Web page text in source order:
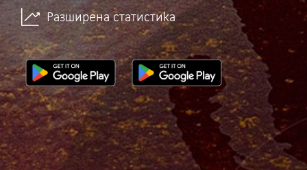
Разширена статистика